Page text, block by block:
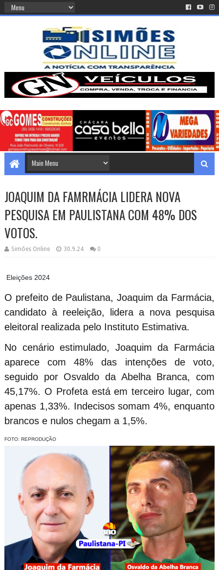
JOAQUIM DA FAMRMÁCIA LIDERA NOVA
PESQUISA EM PAULISTANA COM 48% DOS
VOTOS.
Simões Online 30.9.24 0
Eleições 2024
O prefeito de Paulistana, Joaquim da Farmácia,
candidato à reeleição, lidera a nova pesquisa
eleitoral realizada pelo Instituto Estimativa.
No cenário estimulado, Joaquim da Farmácia
aparece com 48% das intenções de voto,
seguido por Osvaldo da Abelha Branca, com
45,17%. O Profeta está em terceiro lugar, com
apenas 1,33%. Indecisos somam 4%, enquanto
brancos e nulos chegam a 1,5%.
FOTO: REPRODUÇÃO